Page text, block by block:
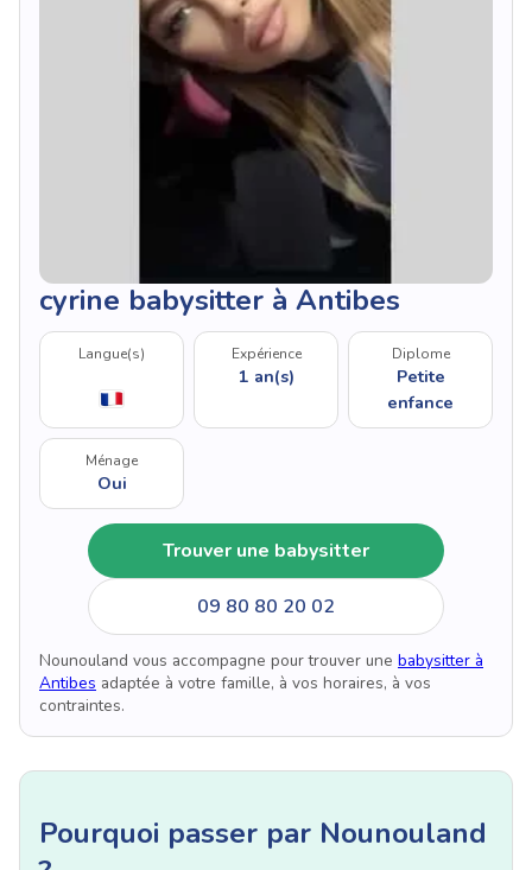
cyrine babysitter à Antibes
Langue(s) Expérience
1 an(s)
Diplome
Petite
enfance
Ménage
Oui
Trouver une babysitter
09 80 80 20 02
Nounouland vous accompagne pour trouver une babysitter à
Antibes adaptée à votre famille, à vos horaires, à vos
contraintes.
Pourquoi passer par Nounouland